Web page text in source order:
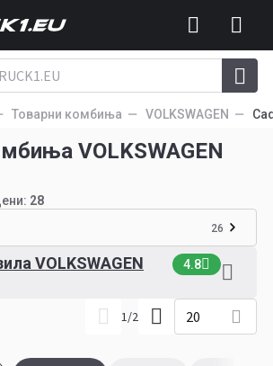
Товарни комбиња VOLKSWAGEN
VOLKSWAGEN
28
26
VOLKSWAGEN 4.8
1/2 20